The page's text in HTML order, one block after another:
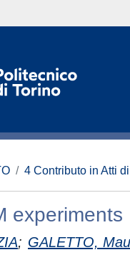
4 Contributo in Atti
experiments
; GALETTO,